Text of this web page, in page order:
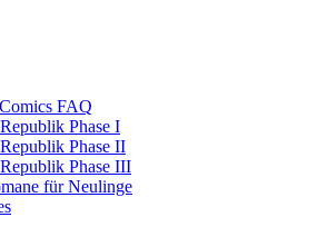
FAQ
Phase I
Phase II
Phase III
für Neulinge